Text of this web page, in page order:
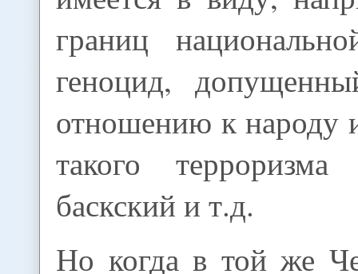
границ
геноцид,
отношению к народу
такого
баскский и т.д.
Но когда в той же